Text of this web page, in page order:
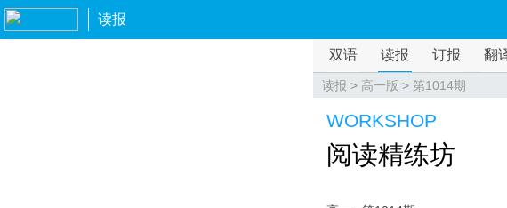
读报
双语 读报 订报 翻
读报 > 高一版 > 第1014期
WORKSHOP
阅读精练坊